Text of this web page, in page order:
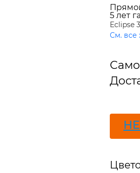
5 лет
Eclipse 3
См. все